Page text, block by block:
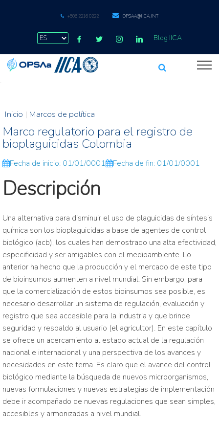
+506 2216 0222 OPSAA@IICA.INT
Blog IICA
.
Inicio | Marcos de política |
Marco regulatorio para el registro de
bioplaguicidas Colombia
Fecha de inicio: 01/01/0001 Fecha de fin: 01/01/0001
Descripción
Una alternativa para disminuir el uso de plaguicidas de síntesis
química son los bioplaguicidas a base de agentes de control
biológico (acb), los cuales han demostrado una alta efectividad,
especificidad y ser amigables con el medioambiente. Lo
anterior ha hecho que la producción y el mercado de este tipo
de bioinsumos aumenten a nivel mundial. Sin embargo, para
que la comercialización de estos bioinsumos sea posible, es
necesario desarrollar un sistema de regulación, evaluación y
registro que sea accesible para la industria y que brinde
seguridad y respaldo al usuario (el agricultor). En este capítulo
se ofrece un acercamiento al estado actual de la regulación
nacional e internacional y una perspectiva de los avances y
necesidades en este tema. Es claro que el avance del control
biológico mediante la búsqueda de nuevos microorganismos,
nuevas formulaciones y nuevas estrategias de implementación
debe ir acompañado de nuevas regulaciones que sean simples,
accesibles y armonizadas a nivel mundial.